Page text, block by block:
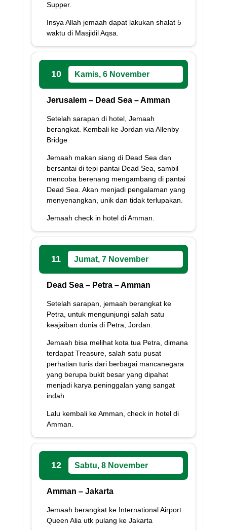
Supper.
Insya Allah jemaah dapat lakukan shalat 5
waktu di Masjidil Aqsa.
10 Kamis, 6 November
Jerusalem – Dead Sea – Amman
Setelah sarapan di hotel, Jemaah
berangkat. Kembali ke Jordan via Allenby
Bridge
Jemaah makan siang di Dead Sea dan
bersantai di tepi pantai Dead Sea, sambil
mencoba berenang mengambang di pantai
Dead Sea. Akan menjadi pengalaman yang
menyenangkan, unik dan tidak terlupakan.
Jemaah check in hotel di Amman.
11 Jumat, 7 November
Dead Sea – Petra – Amman
Setelah sarapan, jemaah berangkat ke
Petra, untuk mengunjungi salah satu
keajaiban dunia di Petra, Jordan.
Jemaah bisa melihat kota tua Petra, dimana
terdapat Treasure, salah satu pusat
perhatian turis dari berbagai mancanegara
yang berupa bukit besar yang dipahat
menjadi karya peninggalan yang sangat
indah.
Lalu kembali ke Amman, check in hotel di
Amman.
12 Sabtu, 8 November
Amman – Jakarta
Jemaah berangkat ke International Airport
Queen Alia utk pulang ke Jakarta